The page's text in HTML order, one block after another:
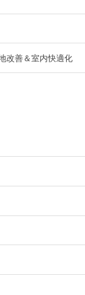
改善＆室内快適化